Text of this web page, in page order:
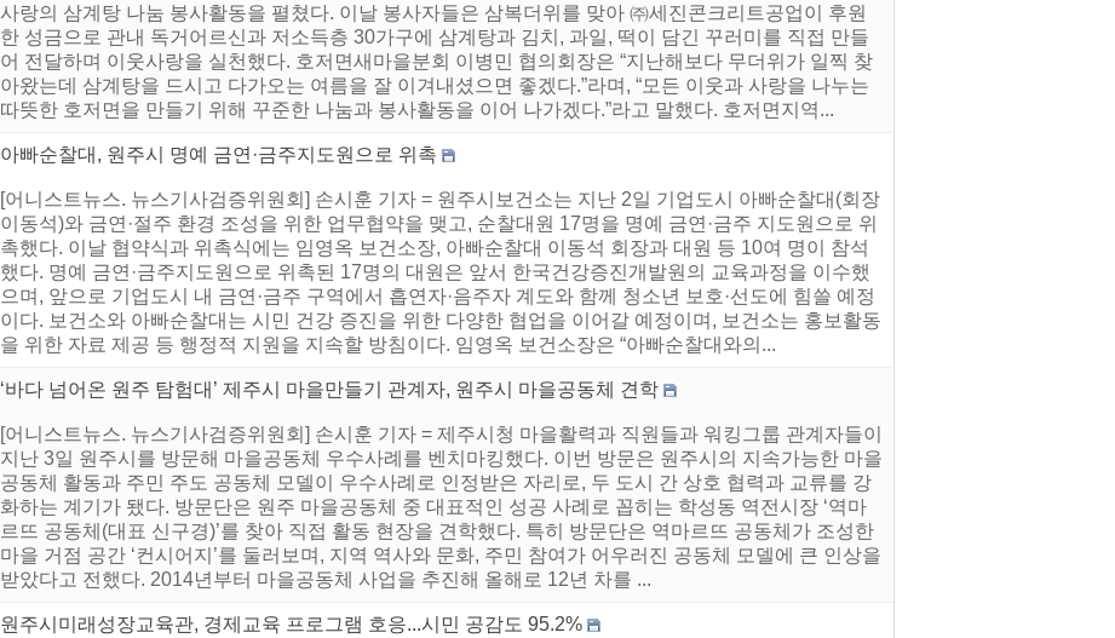
사랑의 삼계탕 나눔 봉사활동을 펼쳤다. 이날 봉사자들은 삼복더위를 맞아 ㈜세진콘크리트공업이 후원
한 성금으로 관내 독거어르신과 저소득층 30가구에 삼계탕과 김치, 과일, 떡이 담긴 꾸러미를 직접 만들
어 전달하며 이웃사랑을 실천했다. 호저면새마을분회 이병민 협의회장은 “지난해보다 무더위가 일찍 찾
아왔는데 삼계탕을 드시고 다가오는 여름을 잘 이겨내셨으면 좋겠다.”라며, “모든 이웃과 사랑을 나누는
따뜻한 호저면을 만들기 위해 꾸준한 나눔과 봉사활동을 이어 나가겠다.”라고 말했다. 호저면지역...
아빠순찰대, 원주시 명예 금연·금주지도원으로 위촉
[어니스트뉴스. 뉴스기사검증위원회] 손시훈 기자 = 원주시보건소는 지난 2일 기업도시 아빠순찰대(회장
이동석)와 금연·절주 환경 조성을 위한 업무협약을 맺고, 순찰대원 17명을 명예 금연·금주 지도원으로 위
촉했다. 이날 협약식과 위촉식에는 임영옥 보건소장, 아빠순찰대 이동석 회장과 대원 등 10여 명이 참석
했다. 명예 금연·금주지도원으로 위촉된 17명의 대원은 앞서 한국건강증진개발원의 교육과정을 이수했
으며, 앞으로 기업도시 내 금연·금주 구역에서 흡연자·음주자 계도와 함께 청소년 보호·선도에 힘쓸 예정
이다. 보건소와 아빠순찰대는 시민 건강 증진을 위한 다양한 협업을 이어갈 예정이며, 보건소는 홍보활동
을 위한 자료 제공 등 행정적 지원을 지속할 방침이다. 임영옥 보건소장은 “아빠순찰대와의...
‘바다 넘어온 원주 탐험대’ 제주시 마을만들기 관계자, 원주시 마을공동체 견학
[어니스트뉴스. 뉴스기사검증위원회] 손시훈 기자 = 제주시청 마을활력과 직원들과 워킹그룹 관계자들이
지난 3일 원주시를 방문해 마을공동체 우수사례를 벤치마킹했다. 이번 방문은 원주시의 지속가능한 마을
공동체 활동과 주민 주도 공동체 모델이 우수사례로 인정받은 자리로, 두 도시 간 상호 협력과 교류를 강
화하는 계기가 됐다. 방문단은 원주 마을공동체 중 대표적인 성공 사례로 꼽히는 학성동 역전시장 ‘역마
르뜨 공동체(대표 신구경)’를 찾아 직접 활동 현장을 견학했다. 특히 방문단은 역마르뜨 공동체가 조성한
마을 거점 공간 ‘컨시어지’를 둘러보며, 지역 역사와 문화, 주민 참여가 어우러진 공동체 모델에 큰 인상을
받았다고 전했다. 2014년부터 마을공동체 사업을 추진해 올해로 12년 차를 ...
원주시미래성장교육관, 경제교육 프로그램 호응...시민 공감도 95.2%